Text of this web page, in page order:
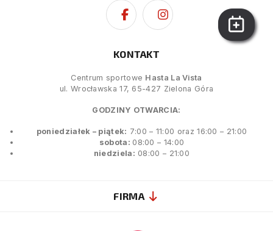
KONTAKT
Centrum sportowe Hasta La Vista
ul. Wrocławska 17, 65-427 Zielona Góra
GODZINY OTWARCIA:
poniedziałek – piątek: 7:00 – 11:00 oraz 16:00 – 21:00
sobota: 08:00 – 14:00
niedziela: 08:00 – 21:00
FIRMA